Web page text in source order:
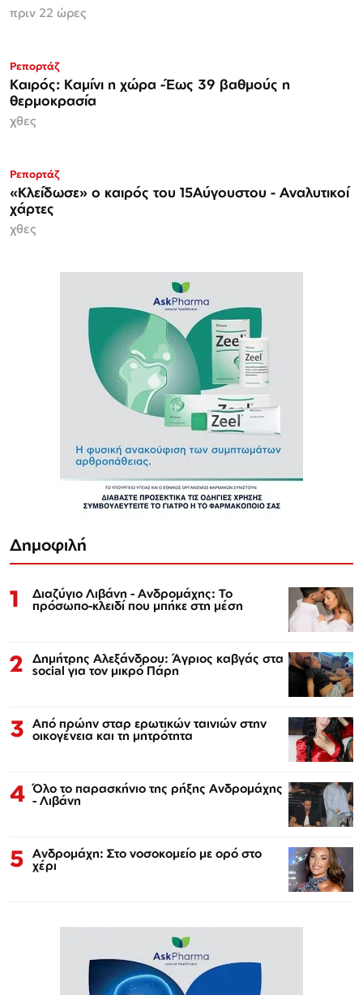
πριν 22 ώρες
Ρεπορτάζ
Καιρός: Καμίνι η χώρα -Έως 39 βαθμούς η
θερμοκρασία
χθες
Ρεπορτάζ
«Κλείδωσε» ο καιρός του 15Αύγουστου - Αναλυτικοί
χάρτες
χθες
Δημοφιλή
1 Διαζύγιο Λιβάνη - Ανδρομάχης: Το
πρόσωπο-κλειδί που μπήκε στη μέση
2 Δημήτρης Αλεξάνδρου: Άγριος καβγάς στα
social για τον μικρό Πάρη
3 Από πρώην σταρ ερωτικών ταινιών στην
οικογένεια και τη μητρότητα
4 Όλο το παρασκήνιο της ρήξης Ανδρομάχης
- Λιβάνη
5 Ανδρομάχη: Στο νοσοκομείο με ορό στο
χέρι